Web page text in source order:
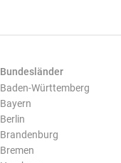
Bundesländer
Baden-Württemberg
Bayern
Berlin
Brandenburg
Bremen